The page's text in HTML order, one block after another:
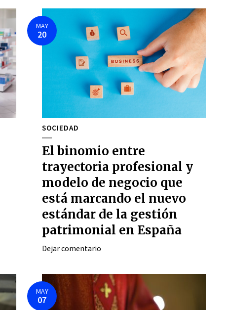
MAY
20
SOCIEDAD
El binomio entre
trayectoria profesional y
modelo de negocio que
está marcando el nuevo
estándar de la gestión
patrimonial en España
Dejar comentario
MAY
07